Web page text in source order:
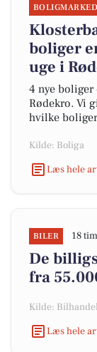
BOLIGMARKED
boliger
uge i
4 nye boliger
Rødekro. Vi
hvilke
Kilde: Boliga
Læs hele
BILER 18
De
fra
Kilde: Bilhandel
Læs hele